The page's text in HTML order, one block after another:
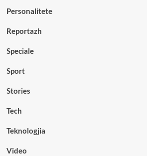
Personalitete
Reportazh
Speciale
Sport
Stories
Tech
Teknologjia
Video